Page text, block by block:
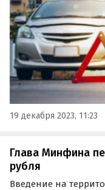
19 декабря 2023, 11:23
Глава Минфина
рубля
Введение на